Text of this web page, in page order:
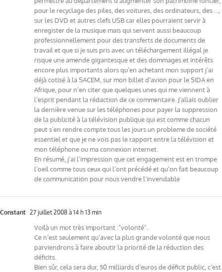
pour le recyclage des piles, des voitures, des ordinateurs, des …,
sur les DVD et autres clefs USB car elles pourraient servir à
enregister de la musique mais qui servent aussi beaucoup
professionnellement pour des transferts de documents de
travail et que si je suis pris avec un téléchargement illégal je
risque une amende gigantesque et des dommages et intérêts
encore plus importants alors qu’en achetant mon support j’ai
déjà cotisé à la SACEM, sur mon billet d’avion pour le SIDA en
Afrique, pour n’en citer que quelques unes qui me viennent à
l’esprit pendant la rédaction de ce commentaire. J’allais oublier
la dernière venue sur les téléphones pour payer la suppression
de la publicité à la télévision publique qui est comme chacun
peut s’en rendre compte tous les jours un probleme de société
essentiel et que je ne vois pas le rapport entre la télévision et
mon téléphone ou ma connexion internet.
En résumé, j’ai l’impression que cet engagement est en trompe
l’oeil comme tous ceux qui l’ont précédé et qu’on fait beaucoup
de communication pour nous vendre l’invendable
Constant 27 juillet 2008 à 14 h 13 min
Voilà un mot très important :"volonté".
Ce n’est seulement qu’avec la plus grande volonté que nous
parviendrons à faire aboutir la priorité de la réduction des
déficits.
Bien sûr, cela sera dur, 50 milliards d’euros de déficit public, c’est